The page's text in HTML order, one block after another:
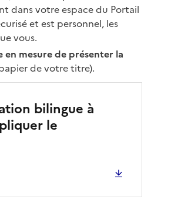
dans votre espace du Portail
et est personnel, les
vous.
en mesure de présenter la
de votre titre).
bilingue à
le